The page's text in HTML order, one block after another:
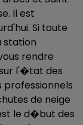
Il est
Si toute
station
rendre
l'�tat des
de neige
le d�but des